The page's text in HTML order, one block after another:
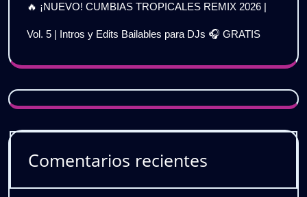
🔥 ¡NUEVO! CUMBIAS TROPICALES REMIX 2026 |
Vol. 5 | Intros y Edits Bailables para DJs 🎧 GRATIS
Comentarios recientes